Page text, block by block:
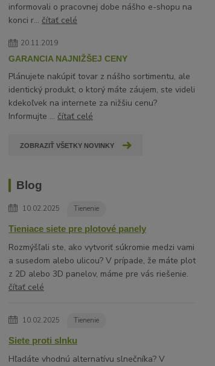
informovali o pracovnej dobe nášho e-shopu na
konci r...čítať celé
20.11.2019
GARANCIA NAJNIŽŠEJ CENY
Plánujete nakúpiť tovar z nášho sortimentu, ale
identický produkt, o ktorý máte záujem, ste videli
kdekoľvek na internete za nižšiu cenu?
Informujte ...čítať celé
ZOBRAZIŤ VŠETKY NOVINKY
Blog
10.02.2025 Tienenie
Tieniace siete pre plotové panely
Rozmýšľali ste, ako vytvoriť súkromie medzi vami
a susedom alebo ulicou? V prípade, že máte plot
z 2D alebo 3D panelov, máme pre vás riešenie.
čítať celé
10.02.2025 Tienenie
Siete proti slnku
Hľadáte vhodnú alternatívu slnečníka? V